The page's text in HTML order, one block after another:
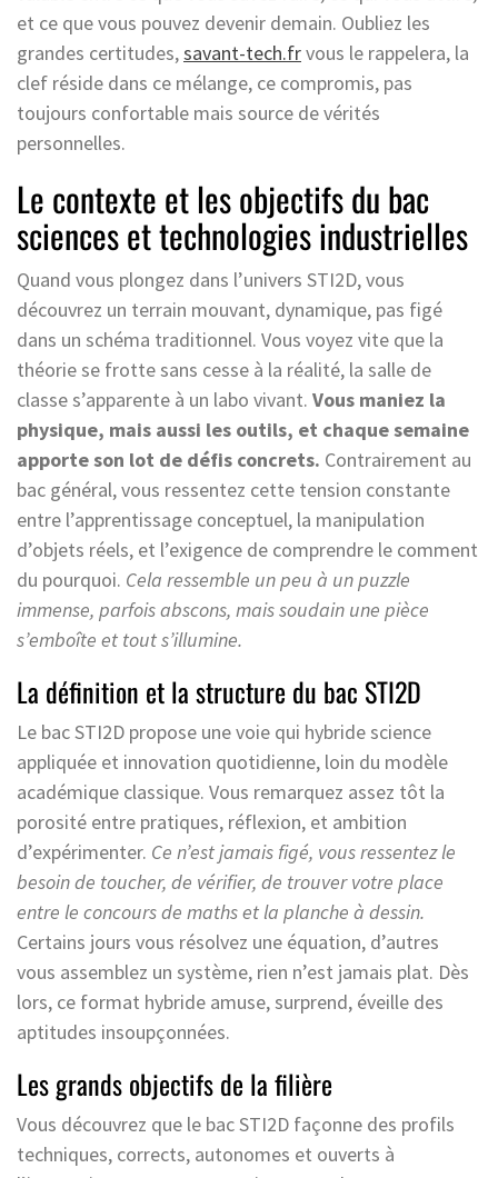
et ce que vous pouvez devenir demain. Oubliez les
grandes certitudes,savant-tech.frvous le rappelera, la
clef réside dans ce mélange, ce compromis, pas
toujours confortable mais source de vérités
personnelles.
Le contexte et les objectifs du bac
sciences et technologies industrielles
Quand vous plongez dans l’univers STI2D, vous
découvrez un terrain mouvant, dynamique, pas figé
dans un schéma traditionnel. Vous voyez vite que la
théorie se frotte sans cesse à la réalité, la salle de
classe s’apparente à un labo vivant. Vous maniez la
physique, mais aussi les outils, et chaque semaine
apporte son lot de défis concrets. Contrairement au
bac général, vous ressentez cette tension constante
entre l’apprentissage conceptuel, la manipulation
d’objets réels, et l’exigence de comprendre le comment
du pourquoi. Cela ressemble un peu à un puzzle
immense, parfois abscons, mais soudain une pièce
s’emboîte et tout s’illumine.
La définition et la structure du bac STI2D
Le bac STI2D propose une voie qui hybride science
appliquée et innovation quotidienne, loin du modèle
académique classique. Vous remarquez assez tôt la
porosité entre pratiques, réflexion, et ambition
d’expérimenter. Ce n’est jamais figé, vous ressentez le
besoin de toucher, de vérifier, de trouver votre place
entre le concours de maths et la planche à dessin.
Certains jours vous résolvez une équation, d’autres
vous assemblez un système, rien n’est jamais plat. Dès
lors, ce format hybride amuse, surprend, éveille des
aptitudes insoupçonnées.
Les grands objectifs de la filière
Vous découvrez que le bac STI2D façonne des profils
techniques, corrects, autonomes et ouverts à